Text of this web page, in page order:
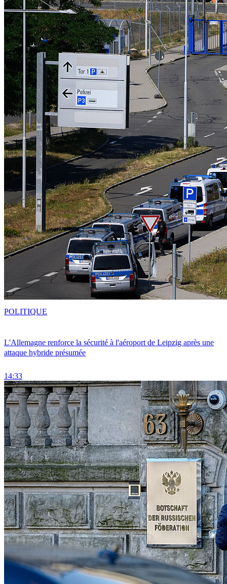
L'Allemagne renforce la sécurité à l'aéroport de Leipzig après une
attaque hybride présumée
14:33
POLITIQUE